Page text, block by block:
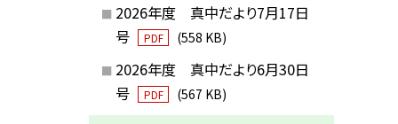
2026年度 真中だより7月17日
号
PDF (558 KB)
2026年度 真中だより6月30日
号
PDF (567 KB)